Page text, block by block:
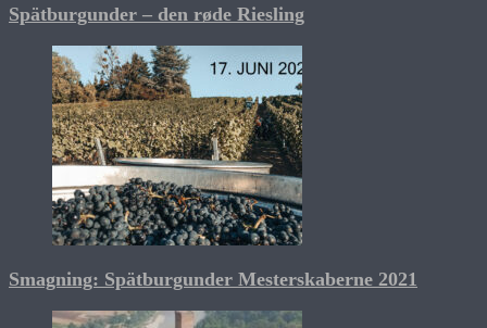
Spätburgunder – den røde Riesling
Smagning: Spätburgunder Mesterskaberne 2021